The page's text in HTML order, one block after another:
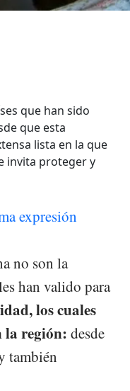
que han sido
que esta
lista en la que
invita proteger y
expresión
no son la
han valido para
los cuales
la región: desde
también